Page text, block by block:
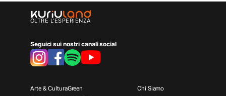
OLTRE L'ESPERIENZA
Seguici sui nostri canali social
Arte & CulturaGreen
Chi Siamo